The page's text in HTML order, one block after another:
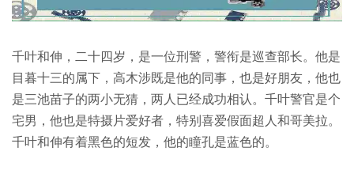
千叶和伸，二十四岁，是一位刑警，警衔是巡查部长。他是
目暮十三的属下，高木涉既是他的同事，也是好朋友，他也
是三池苗子的两小无猜，两人已经成功相认。千叶警官是个
宅男，他也是特摄片爱好者，特别喜爱假面超人和哥美拉。
千叶和伸有着黑色的短发，他的瞳孔是蓝色的。